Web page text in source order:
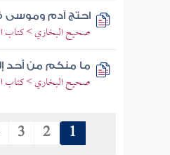
احتج آدم وموسى
صحيح البخاري > كتاب
ما منكم من أحد
صحيح البخاري > كتاب
1
2
3